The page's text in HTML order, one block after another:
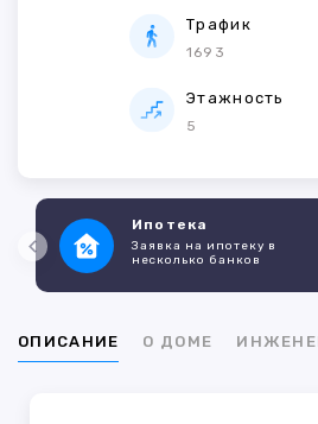
Трафик
1693
Этажность
5
Ипотека
Заявка на ипотеку в
несколько банков
ОПИСАНИЕ О ДОМЕ